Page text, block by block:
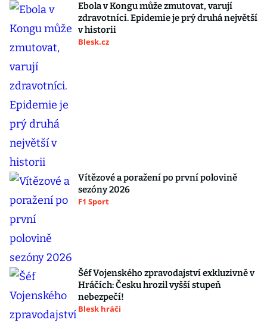
Ebola v Kongu může zmutovat, varují
zdravotníci. Epidemie je prý druhá největší
v historii
Blesk.cz
Vítězové a poražení po první polovině
sezóny 2026
F1 Sport
Šéf Vojenského zpravodajství exkluzivně v
Hráčích: Česku hrozil vyšší stupeň
nebezpečí!
Blesk hráči